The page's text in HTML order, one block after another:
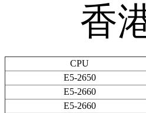
香港
CPU
E5-2650
E5-2660
E5-2660